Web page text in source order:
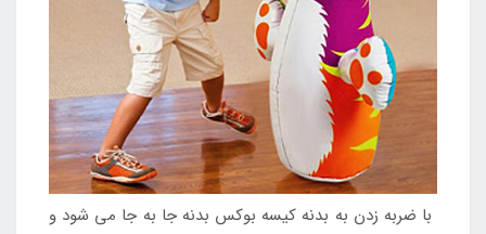
با ضربه زدن به بدنه کیسه بوکس بدنه جا به جا می شود و